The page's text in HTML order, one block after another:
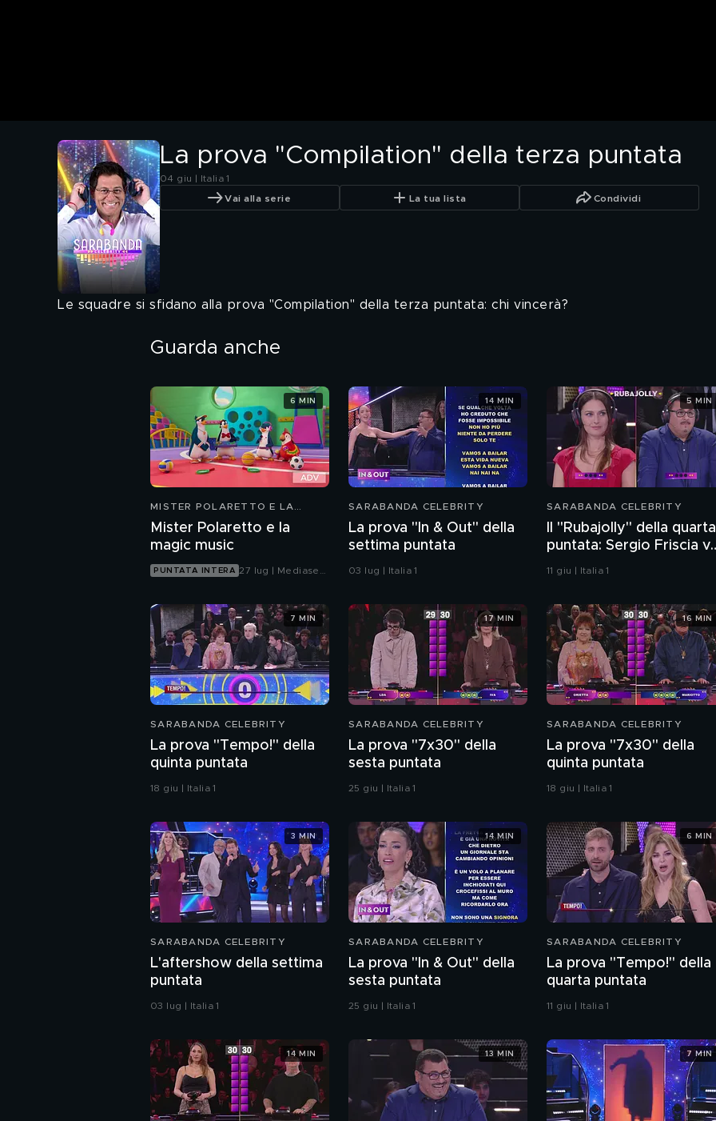
La prova "Compilation" della terza puntata
04 giu | Italia 1
Vai alla serie La tua lista Condividi
Le squadre si sfidano alla prova "Compilation" della terza puntata: chi vincerà?
Guarda anche
MISTER POLARETTO E LA
Mister Polaretto e la
magic music
PUNTATA INTERA 27 lug | Mediaset
6 MIN
SARABANDA CELEBRITY
La prova "In & Out" della
settima puntata
03 lug | Italia 1
14 MIN
SARABANDA CELEBRITY
Il "Rubajolly" della quarta
puntata: Sergio Friscia vs
Anna Safroncik
11 giu | Italia 1
5 MIN
SARABANDA CELEBRITY
La prova "Tempo!" della
quinta puntata
18 giu | Italia 1
7 MIN
SARABANDA CELEBRITY
La prova "7x30" della
sesta puntata
25 giu | Italia 1
17 MIN
SARABANDA CELEBRITY
La prova "7x30" della
quinta puntata
18 giu | Italia 1
16 MIN
SARABANDA CELEBRITY
L'aftershow della settima
puntata
03 lug | Italia 1
3 MIN
SARABANDA CELEBRITY
La prova "In & Out" della
sesta puntata
25 giu | Italia 1
14 MIN
SARABANDA CELEBRITY
La prova "Tempo!" della
quarta puntata
11 giu | Italia 1
6 MIN
14 MIN 13 MIN 7 MIN